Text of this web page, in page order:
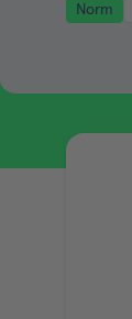
Norm